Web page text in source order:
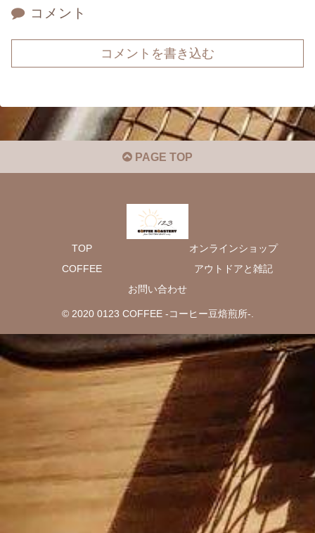
コメント
コメントを書き込む
PAGE TOP
TOP
オンラインショップ
COFFEE
アウトドアと雑記
お問い合わせ
© 2020 0123 COFFEE -コーヒー豆焙煎所-.